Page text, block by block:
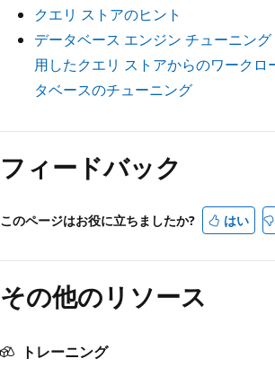
クエリ ストアのヒント
データベース エンジン チューニン
用したクエリ ストアからのワークロ
タベースのチューニング
フィードバック
このページはお役に立ちましたか? はい
その他のリソース
トレーニング